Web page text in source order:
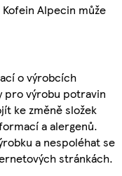
Alpecin může
o výrobcích
pro výrobu potravin
ke změně složek
a alergenů.
a nespoléhat se
stránkách.